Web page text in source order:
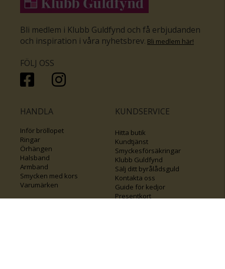
Bli medlem i Klubb Guldfynd och få erbjudanden
och inspiration i våra nyhetsbrev. Bli medlem här!
FÖLJ OSS
HANDLA
Inför bröllopet
Ringar
Örhängen
Halsband
Armband
Smycken med kors
Varumärken
KUNDSERVICE
Hitta butik
Kundtjänst
Smyckesförsäkringar
Klubb Guldfynd
Sälj ditt byrålådsguld
Kontakta oss
Guide för kedjor
Presentkort